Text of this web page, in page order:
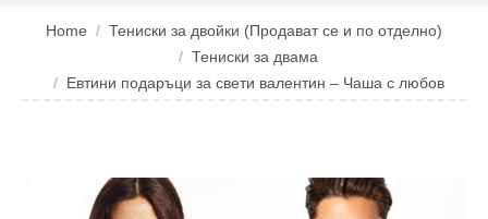
Home
Тениски за двойки (Продават се и по отделно)
Тениски за двама
Евтини подаръци за свети валентин – Чаша с любов